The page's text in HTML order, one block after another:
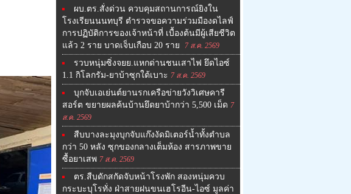
ผบ.ตร.สั่งด่วน ควบคุมสถานการณ์ยิงใน
โรงเรียนนนทบุรี ตำรวจขอความร่วมมืองดไลฟ์
การปฏิบัติการของเจ้าหน้าที่ เบื้องต้นมีผู้เสียชีวิต
แล้ว 2 ราย บาดเจ็บเกือบ 20 ราย
7 ส.ค. 2569
รวบหนุ่มซิ่งจยย.แหกด่านชนเสาไฟ ยึดไอซ์
1.1 กิโลกรัม-ยาบ้าซุกใต้เบาะ 7 ส.ค. 2569
บุกจับเอเย่นต์ยานรกเครือข่ายวังวิเศษคารี
สอร์ต ขยายผลค้นบ้านยึดยาบ้ากว่า 5,500 เม็ด 7
ส.ค. 2569
สืบบางละมุงบุกจับแก๊งงัดมิเตอร์น้ำทั้งตำบล
กว่า 50 หลัง ซุกของกลางเต็มห้อง สารภาพขาย
ซื้อยาเสพ 7 ส.ค. 2569
ตร.สืบดักสกัดจับหน้าโรงพัก สองหนุ่มควบ
กระบะบุโรทั่ง ฝ่าสายฝนขนเฮโรอีน-ไอซ์ มูลค่า